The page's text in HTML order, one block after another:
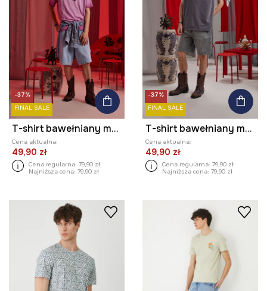
-37%
FINAL SALE
T-shirt bawełniany męski Tattoo Art by Michał Kidacki
Cena aktualna:
49,90 zł
Cena regularna: 79,90 zł
Najniższa cena: 79,90 zł
-37%
FINAL SALE
T-shirt bawełniany męski bez rękawów Tattoo Art by Michał Kidacki
Cena aktualna:
49,90 zł
Cena regularna: 79,90 zł
Najniższa cena: 79,90 zł